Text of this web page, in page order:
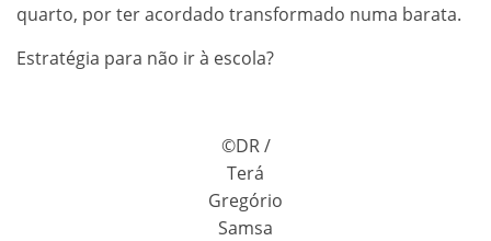
quarto, por ter acordado transformado numa barata.
Estratégia para não ir à escola?
©DR /
Terá
Gregório
Samsa